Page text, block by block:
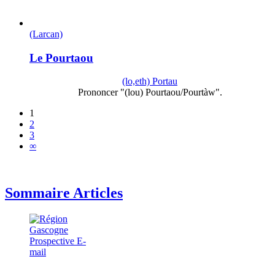
(Larcan)
Le Pourtaou
(lo,eth) Portau
Prononcer "(lou) Pourtaou/Pourtàw".
1
2
3
∞
Sommaire Articles